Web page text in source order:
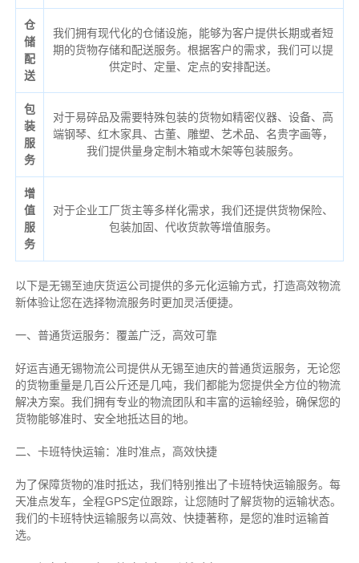
仓
储
配
送
我们拥有现代化的仓储设施，能够为客户提供长期或者短
期的货物存储和配送服务。根据客户的需求，我们可以提
供定时、定量、定点的安排配送。
包
装
服
务
对于易碎品及需要特殊包装的货物如精密仪器、设备、高
端钢琴、红木家具、古董、雕塑、艺术品、名贵字画等，
我们提供量身定制木箱或木架等包装服务。
增
值
服
务
对于企业工厂货主等多样化需求，我们还提供货物保险、
包装加固、代收货款等增值服务。
以下是无锡至迪庆货运公司提供的多元化运输方式，打造高效物流
新体验让您在选择物流服务时更加灵活便捷。
一、普通货运服务：覆盖广泛，高效可靠
好运吉通无锡物流公司提供从无锡至迪庆的普通货运服务，无论您
的货物重量是几百公斤还是几吨，我们都能为您提供全方位的物流
解决方案。我们拥有专业的物流团队和丰富的运输经验，确保您的
货物能够准时、安全地抵达目的地。
二、卡班特快运输：准时准点，高效快捷
为了保障货物的准时抵达，我们特别推出了卡班特快运输服务。每
天准点发车，全程GPS定位跟踪，让您随时了解货物的运输状态。
我们的卡班特快运输服务以高效、快捷著称，是您的准时运输首
选。